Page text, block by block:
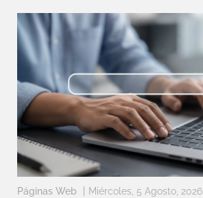
Páginas Web Miércoles, 5 Agosto, 2026